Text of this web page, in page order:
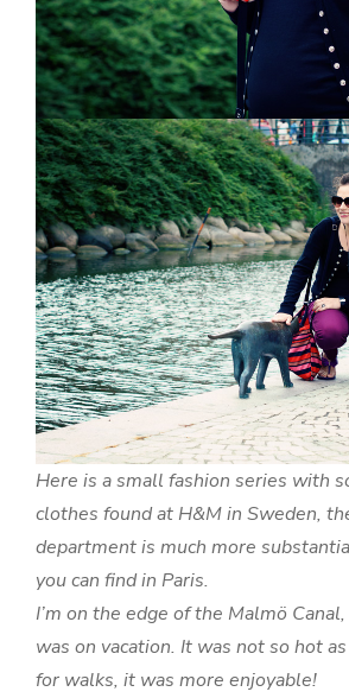
Here is a small fashion series with
clothes found at H&M in Sweden,
department is much more
you can find in Paris.
I’m on the edge of the Malmö
was on vacation. It was not so hot
for walks, it was more enjoyable!